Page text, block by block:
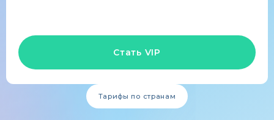
Стать VIP
Тарифы по странам